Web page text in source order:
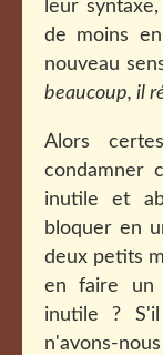
leur
de moins
nouveau
beaucoup, il
Alors
condamner
inutile et
bloquer en
deux petits
en faire un
inutile ?
n'avons-